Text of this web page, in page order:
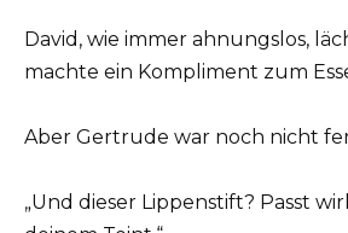
David, wie immer ahnungslos,
machte ein Kompliment zum
Aber Gertrude war noch nicht
„Und dieser Lippenstift? Passt